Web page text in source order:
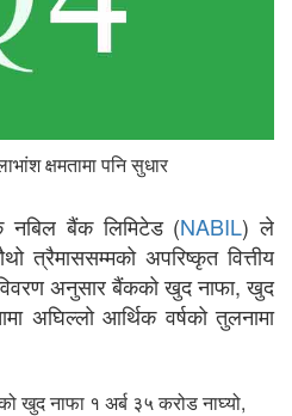
क्षमतामा पनि सुधार
नबिल बैंक लिमिटेड (NABIL) ले
त्रैमाससम्मको अपरिष्कृत वित्तीय
अनुसार बैंकको खुद नाफा, खुद
अघिल्लो आर्थिक वर्षको तुलनामा
खुद नाफा १ अर्ब ३५ करोड नाघ्यो,